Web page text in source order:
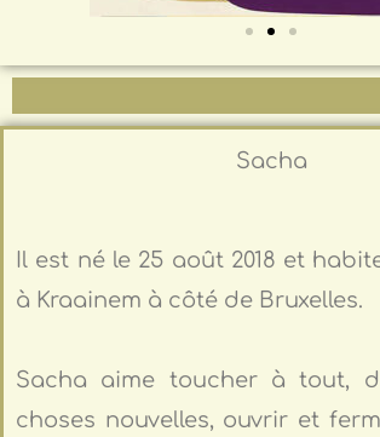
Sacha
Il est né le 25 août 2018 et
à Kraainem à côté de Bruxelles.
Sacha aime toucher à tout,
choses nouvelles, ouvrir et